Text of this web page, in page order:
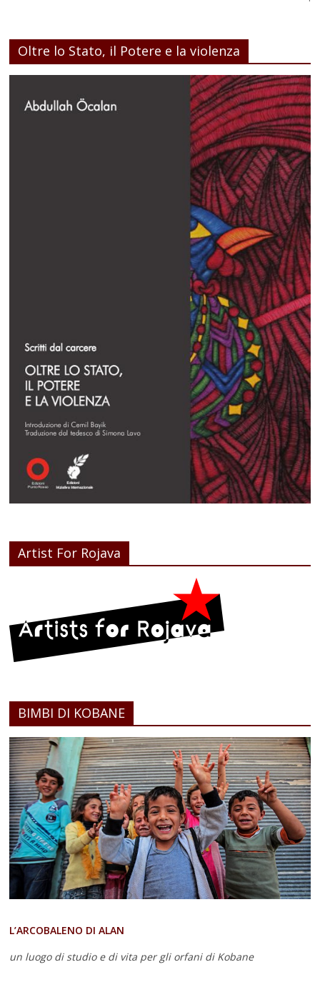
Oltre lo Stato, il Potere e la violenza
Artist For Rojava
BIMBI DI KOBANE
L’ARCOBALENO DI ALAN
un luogo di studio e di vita per gli orfani di Kobane